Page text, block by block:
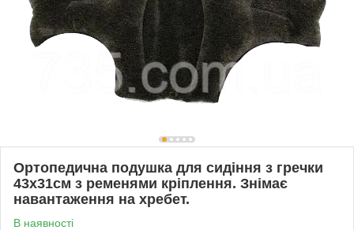
Ортопедична подушка для сидіння з гречки
43х31см з ременями кріплення. Знімає
навантаження на хребет.
В наявності